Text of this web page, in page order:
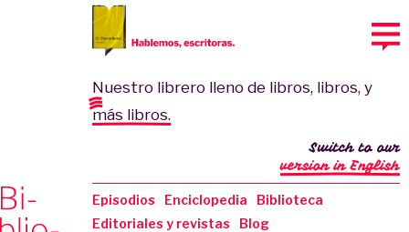
Nuestro librero lleno de libros, libros, y
más libros.
Episodios Enciclopedia
Biblioteca
Editoriales y revistas
Blog
Switch to our
version in English